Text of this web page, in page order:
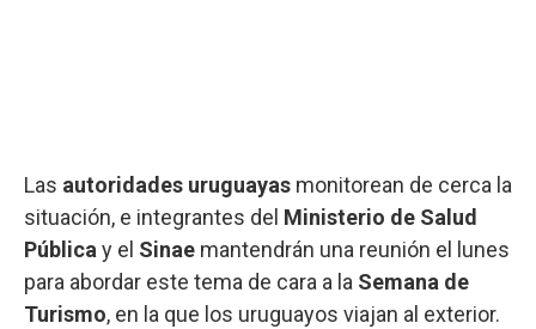
Las autoridades uruguayas monitorean de cerca la
situación, e integrantes del Ministerio de Salud
Públicay el Sinae mantendrán una reunión el lunes
para abordar este tema de cara a la Semana de
Turismo, en la que los uruguayos viajan al exterior.